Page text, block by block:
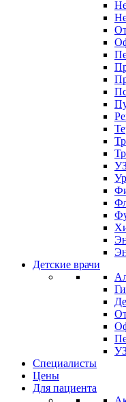
Детские врачи
Специалисты
Цены
Для пациента